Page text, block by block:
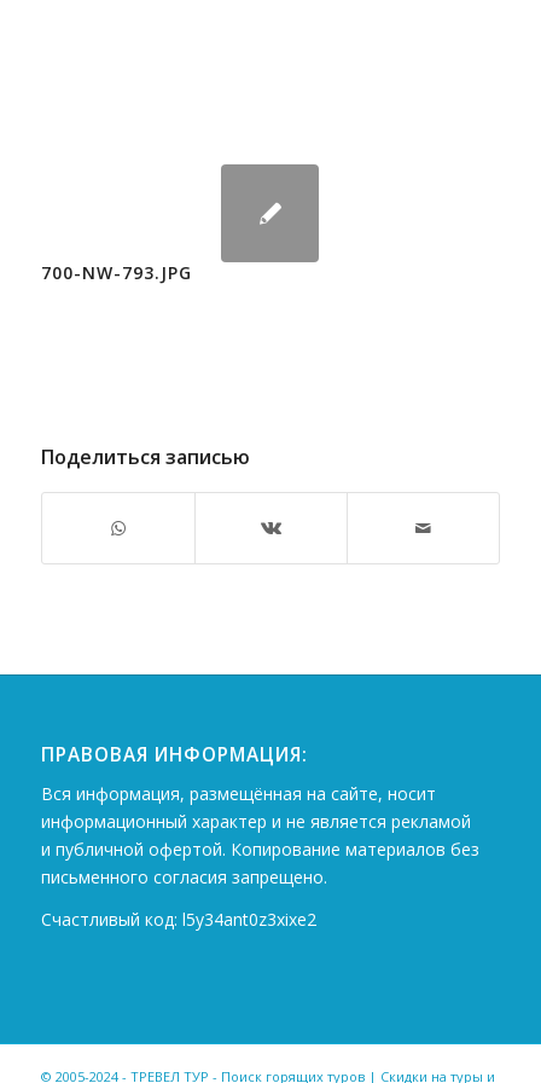
700-NW-793.JPG
Поделиться записью
ПРАВОВАЯ ИНФОРМАЦИЯ:
Вся информация, размещённая на сайте, носит
информационный характер и не является рекламой
и публичной офертой. Копирование материалов без
письменного согласия запрещено.
Счастливый код: l5y34ant0z3xixe2
© 2005-2024 - ТРЕВЕЛ ТУР - Поиск горящих туров | Скидки на туры и